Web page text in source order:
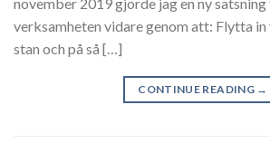
verksamheten vidare genom att: Flytta
stan och på så […]
CONTINUE READING →